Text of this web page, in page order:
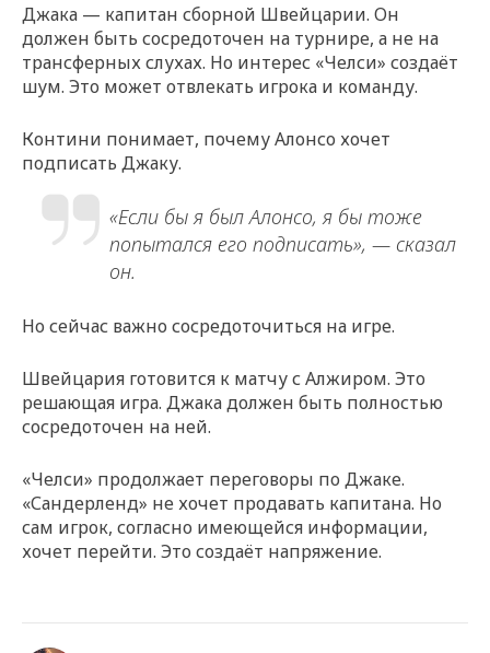
Джака — капитан сборной Швейцарии. Он
должен быть сосредоточен на турнире, а не на
трансферных слухах. Но интерес «Челси» создаёт
шум. Это может отвлекать игрока и команду.
Контини понимает, почему Алонсо хочет
подписать Джаку.
«Если бы я был Алонсо, я бы тоже
попытался его подписать», — сказал
он.
Но сейчас важно сосредоточиться на игре.
Швейцария готовится к матчу с Алжиром. Это
решающая игра. Джака должен быть полностью
сосредоточен на ней.
«Челси» продолжает переговоры по Джаке.
«Сандерленд» не хочет продавать капитана. Но
сам игрок, согласно имеющейся информации,
хочет перейти. Это создаёт напряжение.